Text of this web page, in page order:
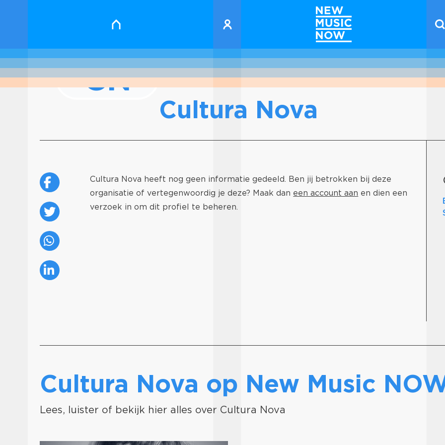
CN
Cultura Nova
Cultura Nova heeft nog geen informatie gedeeld. Ben jij betrokken bij deze
organisatie of vertegenwoordig je deze? Maak dan een account aan en dien een
verzoek in om dit profiel te beheren.
Cultura Nova op New Music
Lees, luister of bekijk hier alles over Cultura Nova